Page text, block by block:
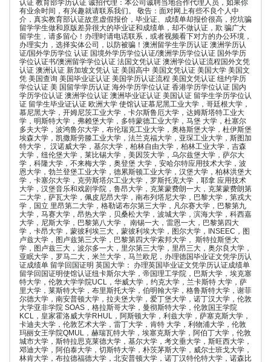
认证 教育部学历认证 诚招代理：本公司诚聘当地合作代理人员，如果你
有业余时间，有兴趣就请联系我们。 敬告：面对网上有些不良个人中
介，真实教育部认证故意虚假报价，毕业证、成绩单却报价很高，挖坑骗
留学学生做和原版差异很大的毕业证和成绩单，却不做认证，欺 骗广大
留学生，请多留心！办理时请电话联系，或者视频看下对方的办公环境，
办理实力，选择实体公司，以防被骗！澳洲留学生学历认证 澳洲学历认
证/国外学历学位 认证 国境外学历学位认证/澳洲学历学位认证 国外学历
学位认证书/澳洲留学学位认证 法国文凭认证 澳洲学位认证流程国外文凭
认证 澳洲认证 新加坡文凭认 证 美国高中 美国文凭认证 美国大学 美国文
凭 美国查询 美国毕业证认证 美国学历认证流程 美国文凭认证 纽约学历
学位认证 美 国留学学历认证 海外学历学位认证 香港学历学位认证 国内
学历学位认证 澳洲学位认证 澳洲毕业证认证 美国认证 留学生学历学位认
证 留学生毕业证认证 欧洲大学 使馆认证慕尼黑工业大学，哥廷根大学，
慕尼黑大学，开姆尼茨工业大学，卡尔斯鲁厄大学，达姆斯塔特工业大
学，明斯特大学，弗赖堡大学，多特蒙德工业大学，马堡 大学，杜塞尔
多夫大学，波鸿鲁尔大学，布伦瑞克工业大学，奥格斯堡大学，杜伊斯堡
埃森大学，凯撒斯劳滕工业大学，法兰克福大学，亚琛工业大学，斯图加
特大学， 汉诺威大学，基尔大学，柏林自由大学，柏林工业大学，吉森
大学，纽伦堡大学，莱比锡大学，美因茨大学，乌尔兹堡大学，萨尔大
学，科隆大学，不来梅大学，奥登堡 大学，安哈尔特应用技术大学，波
恩大学，勃兰登堡工业大学，德累斯顿工业大学，汉堡大学，柏林洪堡大
学，卡塞尔大学，克劳斯塔尔工业大学，罗斯托克大学，耶拿 应用技术
大学，汉堡音乐和戏剧学院，鲁昂大学，克莱蒙费朗一大，克莱蒙费朗第
二大学，萨瓦大学，佩皮尼昂大学，南布列塔尼大学，巴黎大学，第戎大
学，国立 里昂第二大学，格勒诺布尔第三大学，凡尔赛大学，巴黎第九
大学，马赛大学，昂热大学，贝桑松大学，波城大学，滨海大学，科西嘉
大学，尼斯大学，巴黎第八大学， 南锡一大，雷恩一大，巴黎第四大
学，卡昂大学，蒙彼利埃三大，蒙彼利埃大学，图尔大学，INSEEC，图
卢兹大学，图卢兹第三大学，巴黎第四大学索邦大学， 斯特拉斯堡大
学，图卢兹三大，波尔多一大，里尔第三大学，里昂三大，奥尔良大学，
亚眠大学，罗马二大，米兰大学，马兰欧尼，办理德国毕业证文凭学历认
证成绩单 留学回国证明 英国大学： 办理英国毕业证文凭学历认证成绩单
留学回国证明使馆认证纽卡斯尔大学，帝国理工学院，巴斯大学，埃克塞
特大学，伦敦大学学院UCL，华威大学，约克大学，兰卡斯特 大学，萨
里大学，莱斯特大学，布里斯托大学，伯明翰大学，格鲁斯特大学，谢菲
尔德大学，南安普顿大学，拉夫堡大学，爱丁堡大学，诺丁汉大学，伦敦
大学亚非学院 SOAS，格拉斯哥大学，曼彻斯特大学，伦敦国王学院
KCL，皇家霍洛威大学RHUL，阿斯顿大学，利兹大学，萨塞克斯大学，
卡迪夫大学，伦敦艺术大学，雷丁大学，肯特 大学，利物浦大学，伦敦
玛丽女王学院QMUL，赫瑞瓦特大学，埃塞克斯大学，阿伯丁大学，伦敦
城市大学，斯特拉思克莱德大学，基尔大学，考文垂大学，斯旺西大学，
邓迪大学，阿伯泰大学，切斯特大学，朴茨茅斯大学，威尔士班戈大学，
林肯大学，布拉德福德大学，北安普顿大学，诺丁汉特伦特大学，诺森比